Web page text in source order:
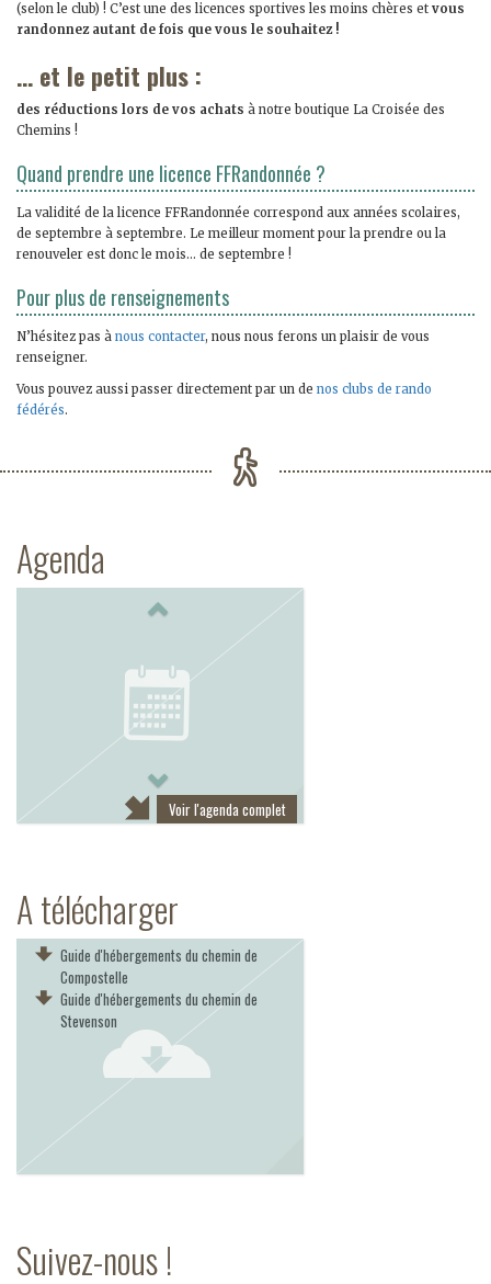
(selon le club) ! C’est une des licences sportives les moins chères et vous
randonnez autant de fois que vous le souhaitez !
… et le petit plus :
des réductions lors de vos achats à notre boutique La Croisée des
Chemins !
Quand prendre une licence FFRandonnée ?
La validité de la licence FFRandonnée correspond aux années scolaires,
de septembre à septembre. Le meilleur moment pour la prendre ou la
renouveler est donc le mois… de septembre !
Pour plus de renseignements
N’hésitez pas à nous contacter, nous nous ferons un plaisir de vous
renseigner.
Vous pouvez aussi passer directement par un de nos clubs de rando
fédérés.
Agenda
Voir l'agenda complet
A télécharger
Guide d'hébergements du chemin de
Compostelle
Guide d'hébergements du chemin de
Stevenson
Suivez-nous !